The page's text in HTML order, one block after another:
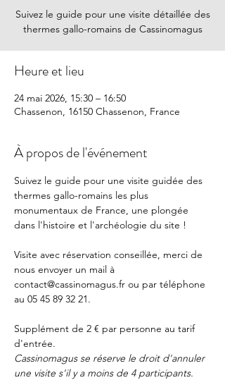
Suivez le guide pour une visite détaillée des
thermes gallo-romains de Cassinomagus
Heure et lieu
24 mai 2026, 15:30 – 16:50
Chassenon, 16150 Chassenon, France
À propos de l'événement
Suivez le guide pour une visite guidée des
thermes gallo-romains les plus
monumentaux de France, une plongée
dans l'histoire et l'archéologie du site !
Visite avec réservation conseillée, merci de
nous envoyer un mail à
contact@cassinomagus.fr ou par téléphone
au 05 45 89 32 21.
Supplément de 2 € par personne au tarif
d'entrée.
Cassinomagus se réserve le droit d'annuler
une visite s'il y a moins de 4 participants.